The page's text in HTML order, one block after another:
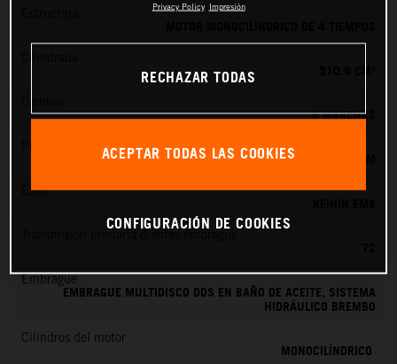
6 MARCHAS
Preparación de la mezcla
KEIHIN EFI, TOBERA DE 42 MM
EMS
Embrague
EMBRAGUE MULTIDISCO DDS EN BAÑO DE ACEITE, SISTEMA
HIDRÁULICO BREMBO
Cilindros del motor
MONOCILÍNDRICO
Privacy Policy Impresión
RECHAZAR TODAS
ACEPTAR TODAS LAS COOKIES
CONFIGURACIÓN DE COOKIES